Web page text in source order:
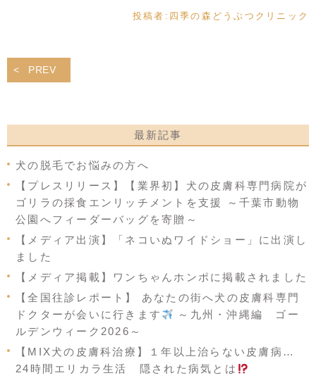
投稿者: 四季の森どうぶつクリニック
PREV
最新記事
犬の脱毛でお悩みの方へ
【プレスリリース】【業界初】犬の皮膚科専門病院が
ゴリラの採食エンリッチメントを支援 ～千葉市動物
公園へフィーダーバッグを寄贈～
【メディア出演】「ネコいぬワイドショー」に出演し
ました
【メディア掲載】ワンちゃんホンポに掲載されました
【全国往診レポート】 あなたの街へ犬の皮膚科専門
ドクターが会いに行きます
～九州・沖縄編 ゴー
ルデンウィーク2026～
【MIX犬の皮膚科治療】１年以上治らない皮膚病…
24時間エリカラ生活 隠された病気とは